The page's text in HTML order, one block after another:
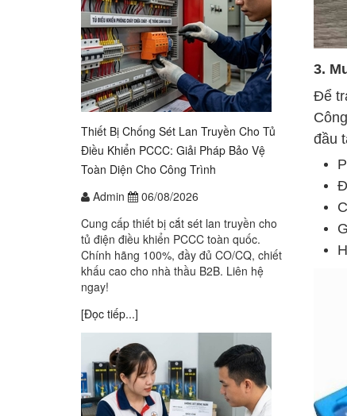
3.
Để
đầu
Thiết Bị Chống Sét Lan Truyền Cho Tủ
Điều Khiển PCCC: Giải Pháp Bảo Vệ
Toàn Diện Cho Công Trình
Admin
06/08/2026
Cung cấp thiết bị cắt sét lan truyền cho
tủ điện điều khiển PCCC toàn quốc.
Chính hãng 100%, đầy đủ CO/CQ, chiết
khấu cao cho nhà thầu B2B. Liên hệ
ngay!
[Đọc tiếp...]